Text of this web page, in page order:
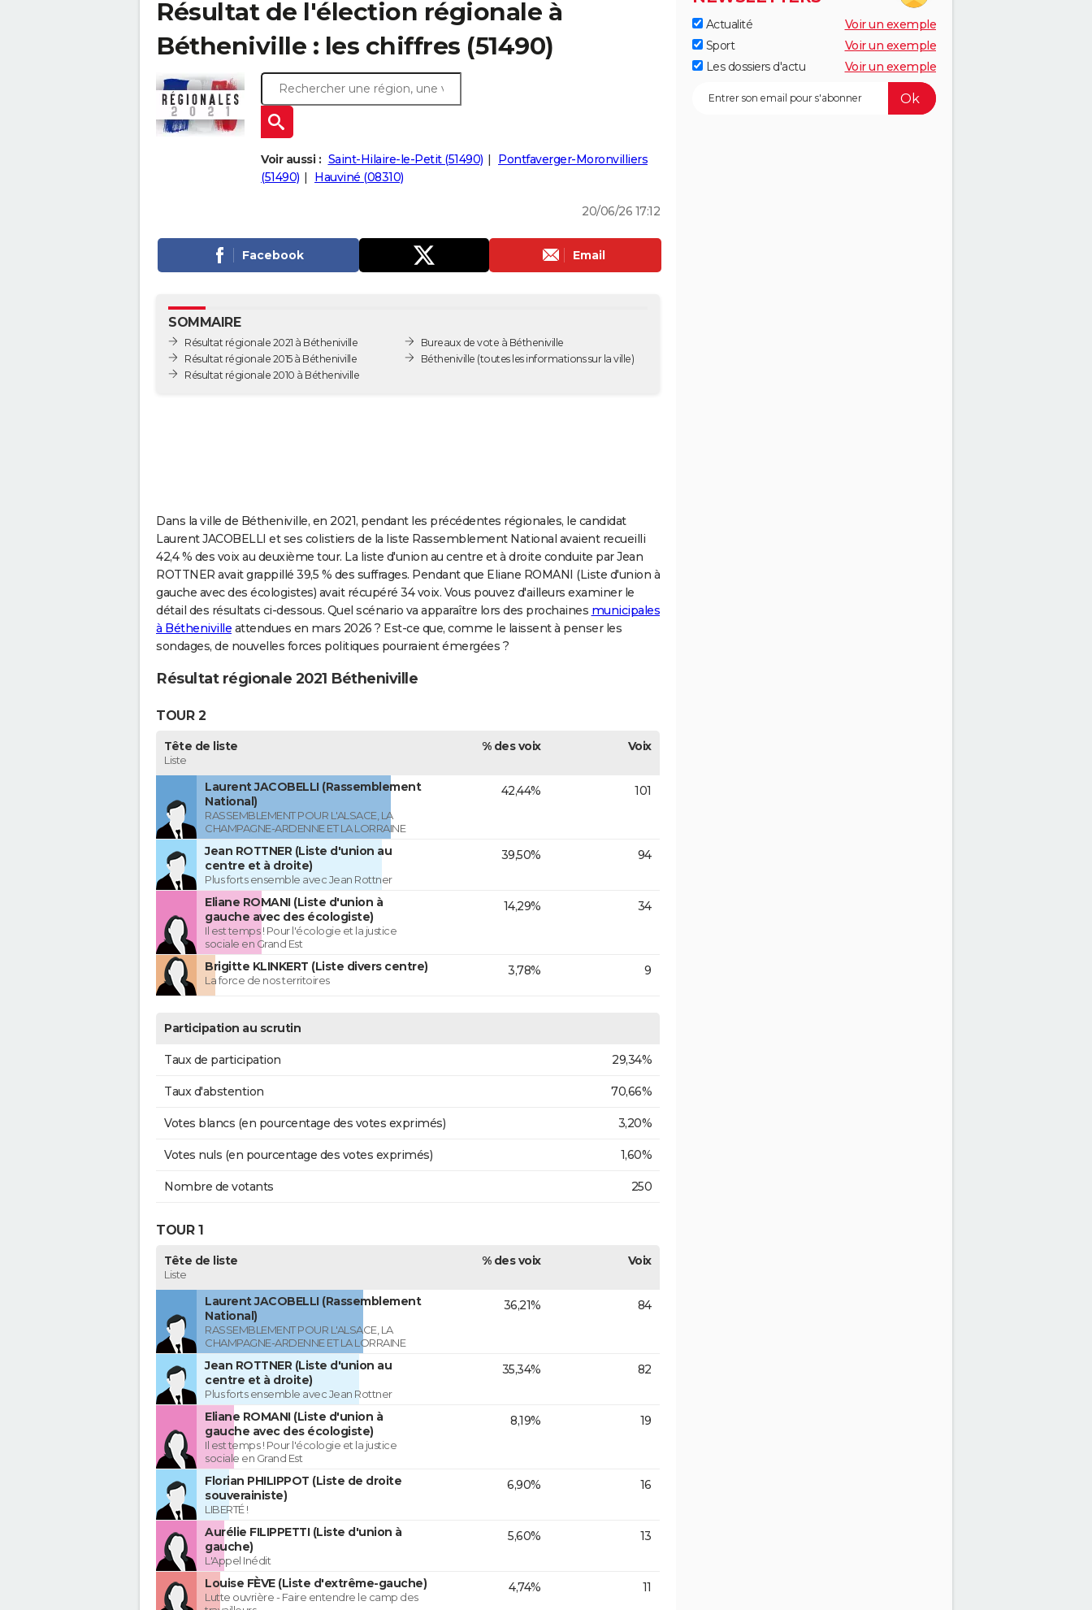
Résultat de l'élection régionale à
Bétheniville : les chiffres (51490)
Voir aussi : Saint-Hilaire-le-Petit (51490)
Pontfaverger-Moronvilliers
(51490)
Hauviné (08310)
20/06/26 17:12
Facebook Email
SOMMAIRE
Résultat régionale 2021 à Bétheniville
Résultat régionale 2015 à Bétheniville
Résultat régionale 2010 à Bétheniville
Bureaux de vote à Bétheniville
Bétheniville (toutes les informations sur la ville)
Dans la ville de Bétheniville, en 2021, pendant les précédentes régionales, le candidat
Laurent JACOBELLI et ses colistiers de la liste Rassemblement National avaient recueilli
42,4 % des voix au deuxième tour. La liste d'union au centre et à droite conduite par Jean
ROTTNER avait grappillé 39,5 % des suffrages. Pendant que Eliane ROMANI (Liste d'union à
gauche avec des écologistes) avait récupéré 34 voix. Vous pouvez d'ailleurs examiner le
détail des résultats ci-dessous. Quel scénario va apparaître lors des prochaines municipales
à Bétheniville attendues en mars 2026 ? Est-ce que, comme le laissent à penser les
sondages, de nouvelles forces politiques pourraient émergées ?
Résultat régionale 2021 Bétheniville
TOUR 2
Tête de liste
Liste
% des voix Voix
Laurent JACOBELLI (Rassemblement
National)
RASSEMBLEMENT POUR L'ALSACE, LA
CHAMPAGNE-ARDENNE ET LA LORRAINE
42,44% 101
Jean ROTTNER (Liste d'union au
centre et à droite)
Plus forts ensemble avec Jean Rottner
39,50% 94
Eliane ROMANI (Liste d'union à
gauche avec des écologiste)
Il est temps ! Pour l'écologie et la justice
sociale en Grand Est
14,29% 34
Brigitte KLINKERT (Liste divers centre)
La force de nos territoires
3,78% 9
Participation au scrutin
Taux de participation 29,34%
Taux d'abstention 70,66%
Votes blancs (en pourcentage des votes exprimés) 3,20%
Votes nuls (en pourcentage des votes exprimés) 1,60%
Nombre de votants 250
TOUR 1
Tête de liste
Liste
% des voix Voix
Laurent JACOBELLI (Rassemblement
National)
RASSEMBLEMENT POUR L'ALSACE, LA
CHAMPAGNE-ARDENNE ET LA LORRAINE
36,21% 84
Jean ROTTNER (Liste d'union au
centre et à droite)
Plus forts ensemble avec Jean Rottner
35,34% 82
Eliane ROMANI (Liste d'union à
gauche avec des écologiste)
Il est temps ! Pour l'écologie et la justice
sociale en Grand Est
8,19% 19
Florian PHILIPPOT (Liste de droite
souverainiste)
LIBERTÉ !
6,90% 16
Aurélie FILIPPETTI (Liste d'union à
gauche)
L'Appel Inédit
5,60% 13
Louise FÈVE (Liste d'extrême-gauche)
Lutte ouvrière - Faire entendre le camp des
4,74% 11
Actualité
Voir un exemple
Sport
Voir un exemple
Les dossiers d'actu
Voir un exemple